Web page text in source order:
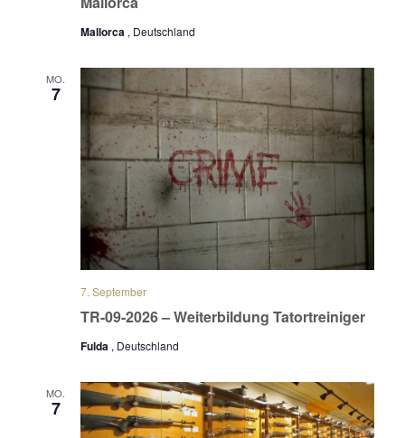
Mallorca , Deutschland
MO.
7
TR-09-2026 – Weiterbildung Tatortreiniger
7. September
Fulda , Deutschland
MO.
7